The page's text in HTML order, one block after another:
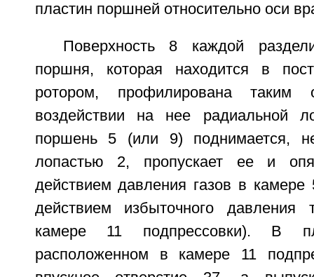
пластин поршней относительно оси
Поверхность 8 каждой
поршня, которая находится в
ротором, профилирована таким
воздействии на нее радиальной
поршень 5 (или 9) поднимается,
лопастью 2, пропускает ее и
действием давления газов в камере
действием избыточного давления
камере 11 подпрессовки). В
расположенном в камере 11